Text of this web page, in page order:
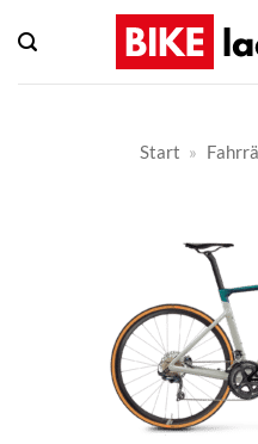
Inhalt
springen
Start »